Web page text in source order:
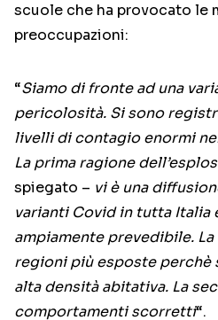
scuole che ha provocato le
preoccupazioni:
“Siamo di fronte ad una
pericolosità. Si sono
livelli di contagio enormi
La prima ragione
spiegato – vi è una
varianti Covid in tutta Italia
ampiamente prevedibile. La
regioni più esposte perchè
alta densità abitativa. La
comportamenti scorretti“.